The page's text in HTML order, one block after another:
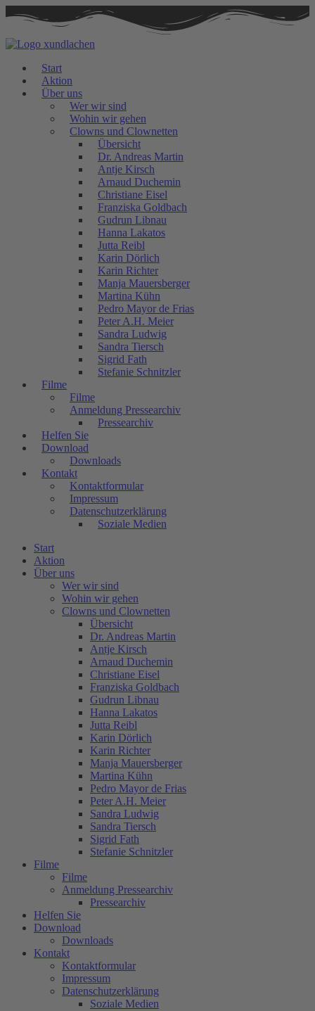
Inhalt
springen
Start
Aktion
Über uns
Wer wir sind
Wohin wir gehen
Clowns und Clownetten
Übersicht
Dr. Andreas Martin
Antje Kirsch
Arnaud Duchemin
Christiane Eisel
Franziska Goldbach
Gudrun Libnau
Hanna Lakatos
Jutta Reibl
Karin Dörlich
Karin Richter
Manja Mauersberger
Martina Kühn
Pedro Mayor de Frias
Peter A.H. Meier
Sandra Ludwig
Sandra Tiersch
Sigrid Fath
Stefanie Schnitzler
Filme
Filme
Anmeldung Pressearchiv
Pressearchiv
Helfen Sie
Download
Downloads
Kontakt
Kontaktformular
Impressum
Datenschutzerklärung
Soziale Medien
Start
Aktion
Über uns
Wer wir sind
Wohin wir gehen
Clowns und Clownetten
Übersicht
Dr. Andreas Martin
Antje Kirsch
Arnaud Duchemin
Christiane Eisel
Franziska Goldbach
Gudrun Libnau
Hanna Lakatos
Jutta Reibl
Karin Dörlich
Karin Richter
Manja Mauersberger
Martina Kühn
Pedro Mayor de Frias
Peter A.H. Meier
Sandra Ludwig
Sandra Tiersch
Sigrid Fath
Stefanie Schnitzler
Filme
Filme
Anmeldung Pressearchiv
Pressearchiv
Helfen Sie
Download
Downloads
Kontakt
Kontaktformular
Impressum
Datenschutzerklärung
Soziale Medien